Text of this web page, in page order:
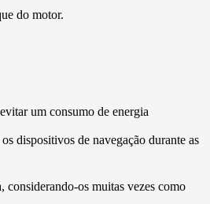
do motor.
um consumo de energia
dispositivos de navegação durante as
considerando-os muitas vezes como